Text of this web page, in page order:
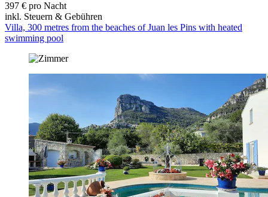
397 € pro Nacht
inkl. Steuern & Gebühren
Villa, 300 metres from the beaches of Juan les Pins with heated
swimming pool